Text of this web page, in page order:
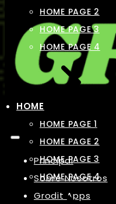
Principal
Sobre Nosotros
Grodit Apps
HOME PAGE 2
HOME PAGE 3
HOME PAGE 4
HOME
HOME PAGE 1
HOME PAGE 2
HOME PAGE 3
HOME PAGE 4